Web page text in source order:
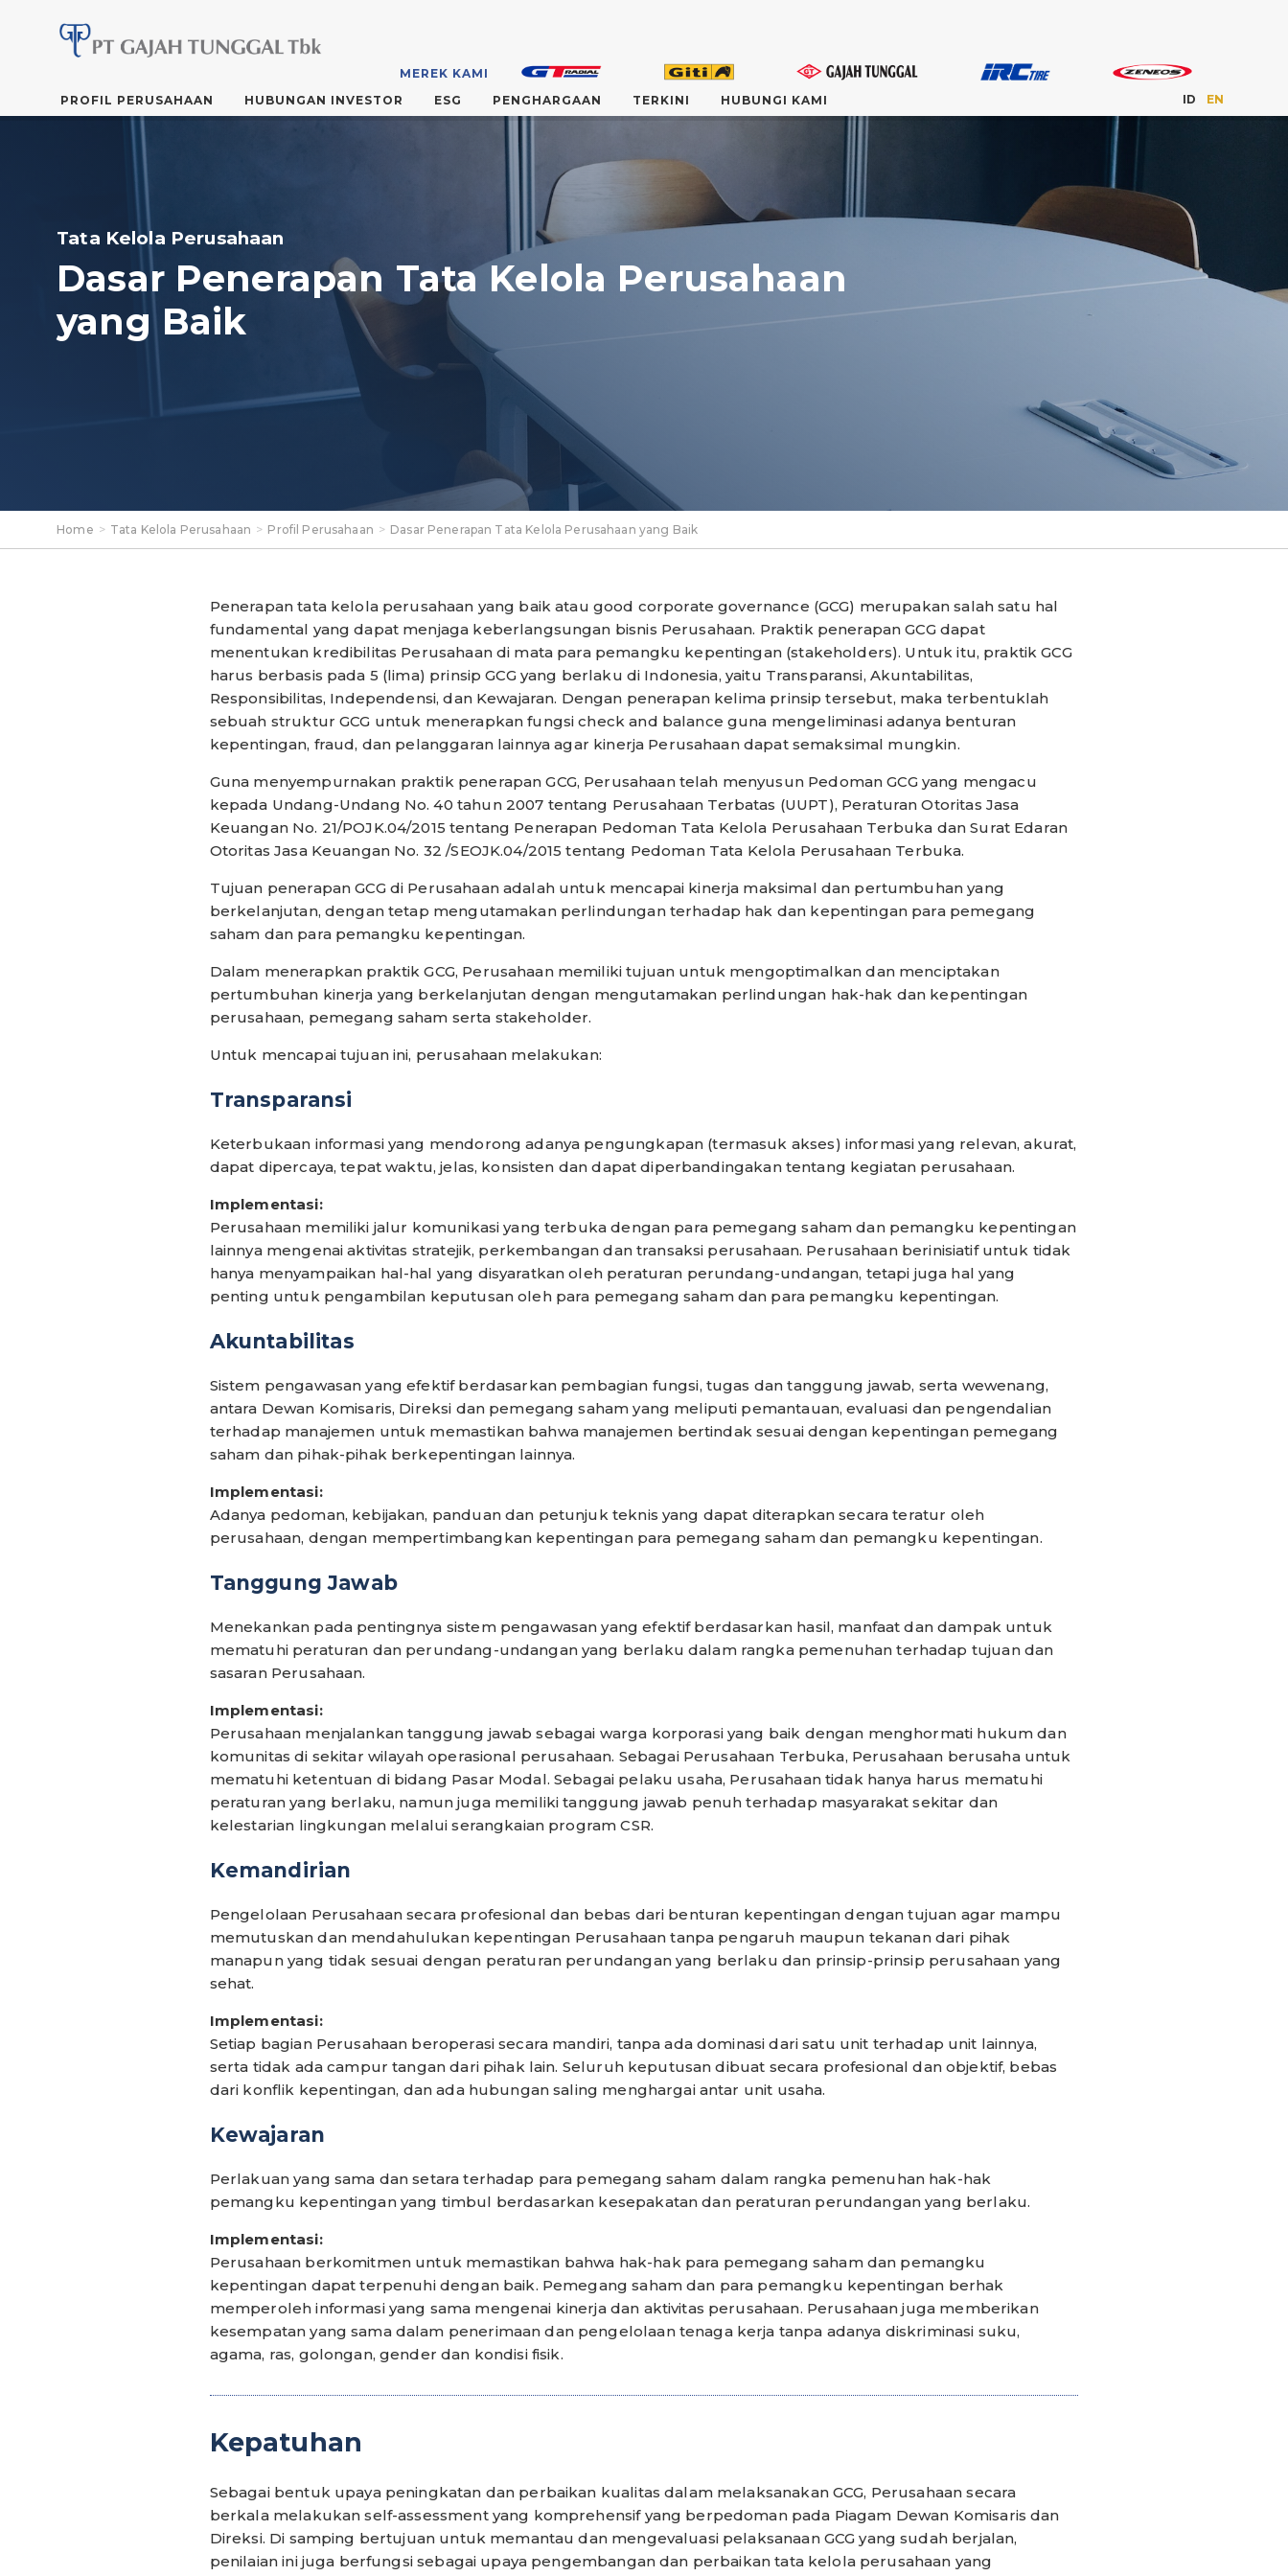
to
PROFIL PERUSAHAAN HUBUNGAN INVESTOR ESG PENGHARGAAN TERKINI HUBUNGI KAMI ID EN
Tata Kelola Perusahaan
Dasar Penerapan Tata Kelola Perusahaan
yang Baik
Home > Tata Kelola Perusahaan > Profil Perusahaan > Dasar Penerapan Tata Kelola Perusahaan yang Baik
Penerapan tata kelola perusahaan yang baik atau good corporate governance (GCG) merupakan salah satu hal
fundamental yang dapat menjaga keberlangsungan bisnis Perusahaan. Praktik penerapan GCG dapat
menentukan kredibilitas Perusahaan di mata para pemangku kepentingan (stakeholders). Untuk itu, praktik GCG
harus berbasis pada 5 (lima) prinsip GCG yang berlaku di Indonesia, yaitu Transparansi, Akuntabilitas,
Responsibilitas, Independensi, dan Kewajaran. Dengan penerapan kelima prinsip tersebut, maka terbentuklah
sebuah struktur GCG untuk menerapkan fungsi check and balance guna mengeliminasi adanya benturan
kepentingan, fraud, dan pelanggaran lainnya agar kinerja Perusahaan dapat semaksimal mungkin.
Guna menyempurnakan praktik penerapan GCG, Perusahaan telah menyusun Pedoman GCG yang mengacu
kepada Undang-Undang No. 40 tahun 2007 tentang Perusahaan Terbatas (UUPT), Peraturan Otoritas Jasa
Keuangan No. 21/POJK.04/2015 tentang Penerapan Pedoman Tata Kelola Perusahaan Terbuka dan Surat Edaran
Otoritas Jasa Keuangan No. 32 /SEOJK.04/2015 tentang Pedoman Tata Kelola Perusahaan Terbuka.
Tujuan penerapan GCG di Perusahaan adalah untuk mencapai kinerja maksimal dan pertumbuhan yang
berkelanjutan, dengan tetap mengutamakan perlindungan terhadap hak dan kepentingan para pemegang
saham dan para pemangku kepentingan.
Dalam menerapkan praktik GCG, Perusahaan memiliki tujuan untuk mengoptimalkan dan menciptakan
pertumbuhan kinerja yang berkelanjutan dengan mengutamakan perlindungan hak-hak dan kepentingan
perusahaan, pemegang saham serta stakeholder.
Untuk mencapai tujuan ini, perusahaan melakukan:
Transparansi
Keterbukaan informasi yang mendorong adanya pengungkapan (termasuk akses) informasi yang relevan, akurat,
dapat dipercaya, tepat waktu, jelas, konsisten dan dapat diperbandingakan tentang kegiatan perusahaan.
Implementasi:
Perusahaan memiliki jalur komunikasi yang terbuka dengan para pemegang saham dan pemangku kepentingan
lainnya mengenai aktivitas stratejik, perkembangan dan transaksi perusahaan. Perusahaan berinisiatif untuk tidak
hanya menyampaikan hal-hal yang disyaratkan oleh peraturan perundang-undangan, tetapi juga hal yang
penting untuk pengambilan keputusan oleh para pemegang saham dan para pemangku kepentingan.
Akuntabilitas
Sistem pengawasan yang efektif berdasarkan pembagian fungsi, tugas dan tanggung jawab, serta wewenang,
antara Dewan Komisaris, Direksi dan pemegang saham yang meliputi pemantauan, evaluasi dan pengendalian
terhadap manajemen untuk memastikan bahwa manajemen bertindak sesuai dengan kepentingan pemegang
saham dan pihak-pihak berkepentingan lainnya.
Implementasi:
Adanya pedoman, kebijakan, panduan dan petunjuk teknis yang dapat diterapkan secara teratur oleh
perusahaan, dengan mempertimbangkan kepentingan para pemegang saham dan pemangku kepentingan.
Tanggung Jawab
Menekankan pada pentingnya sistem pengawasan yang efektif berdasarkan hasil, manfaat dan dampak untuk
mematuhi peraturan dan perundang-undangan yang berlaku dalam rangka pemenuhan terhadap tujuan dan
sasaran Perusahaan.
Implementasi:
Perusahaan menjalankan tanggung jawab sebagai warga korporasi yang baik dengan menghormati hukum dan
komunitas di sekitar wilayah operasional perusahaan. Sebagai Perusahaan Terbuka, Perusahaan berusaha untuk
mematuhi ketentuan di bidang Pasar Modal. Sebagai pelaku usaha, Perusahaan tidak hanya harus mematuhi
peraturan yang berlaku, namun juga memiliki tanggung jawab penuh terhadap masyarakat sekitar dan
kelestarian lingkungan melalui serangkaian program CSR.
Kemandirian
Pengelolaan Perusahaan secara profesional dan bebas dari benturan kepentingan dengan tujuan agar mampu
memutuskan dan mendahulukan kepentingan Perusahaan tanpa pengaruh maupun tekanan dari pihak
manapun yang tidak sesuai dengan peraturan perundangan yang berlaku dan prinsip-prinsip perusahaan yang
sehat.
Implementasi:
Setiap bagian Perusahaan beroperasi secara mandiri, tanpa ada dominasi dari satu unit terhadap unit lainnya,
serta tidak ada campur tangan dari pihak lain. Seluruh keputusan dibuat secara profesional dan objektif, bebas
dari konflik kepentingan, dan ada hubungan saling menghargai antar unit usaha.
Kewajaran
Perlakuan yang sama dan setara terhadap para pemegang saham dalam rangka pemenuhan hak-hak
pemangku kepentingan yang timbul berdasarkan kesepakatan dan peraturan perundangan yang berlaku.
Implementasi:
Perusahaan berkomitmen untuk memastikan bahwa hak-hak para pemegang saham dan pemangku
kepentingan dapat terpenuhi dengan baik. Pemegang saham dan para pemangku kepentingan berhak
memperoleh informasi yang sama mengenai kinerja dan aktivitas perusahaan. Perusahaan juga memberikan
kesempatan yang sama dalam penerimaan dan pengelolaan tenaga kerja tanpa adanya diskriminasi suku,
agama, ras, golongan, gender dan kondisi fisik.
Kepatuhan
Sebagai bentuk upaya peningkatan dan perbaikan kualitas dalam melaksanakan GCG, Perusahaan secara
berkala melakukan self-assessment yang komprehensif yang berpedoman pada Piagam Dewan Komisaris dan
Direksi. Di samping bertujuan untuk memantau dan mengevaluasi pelaksanaan GCG yang sudah berjalan,
penilaian ini juga berfungsi sebagai upaya pengembangan dan perbaikan tata kelola perusahaan yang
MEREK KAMI